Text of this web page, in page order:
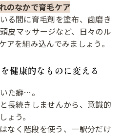
のなかで育毛ケア
る間に育毛剤を塗布、歯磨き
皮マッサージなど、日々のル
アを組み込んでみましょう。
健康的なものに変える
た癖…。
長続きしませんから、意識的
ょう。
なく階段を使う、一駅分だけ